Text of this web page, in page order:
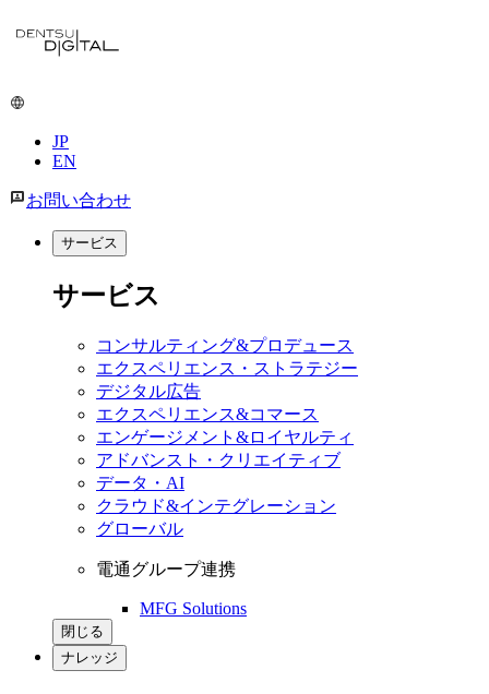
メ
コ
ツ
JP
EN
お問い合わせ
サービス
サービス
コンサルティング&プロデュース
エクスペリエンス・ストラテジー
デジタル広告
エクスペリエンス&コマース
エンゲージメント&ロイヤルティ
アドバンスト・クリエイティブ
データ・AI
クラウド&インテグレーション
グローバル
電通グループ連携
MFG Solutions
閉じる
ナレッジ